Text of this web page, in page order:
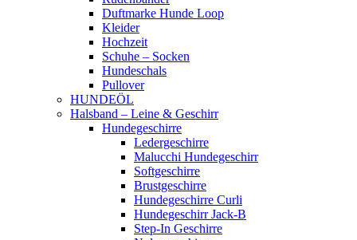
Duftmarke Hunde Loop
Kleider
Hochzeit
Schuhe – Socken
Hundeschals
Pullover
HUNDEÖL
Halsband – Leine & Geschirr
Hundegeschirre
Ledergeschirre
Malucchi Hundegeschirr
Softgeschirre
Brustgeschirre
Hundegeschirre Curli
Hundegeschirr Jack-B
Step-In Geschirre